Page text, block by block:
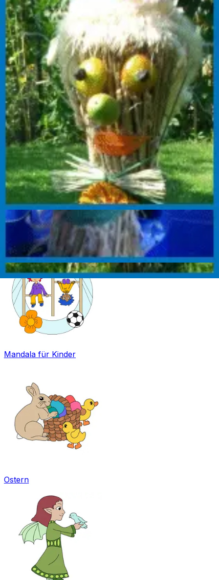
Mehrere große und kleine Strohbündelpuppen, auch
ohne umfangreichen Schmuck, also nur mit
Hagebuttenaugen, können auch sehr lustig aussehen!
Das Basteln einer Gräserpuppe ist hier beschrieben!
Entdecke unsere Themen
Basteln
Mandala für Kinder
Ostern